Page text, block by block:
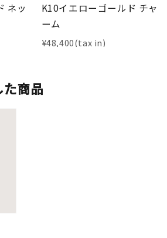
ネッ
K10イエローゴールド チャ
ーム
¥48,400
商品